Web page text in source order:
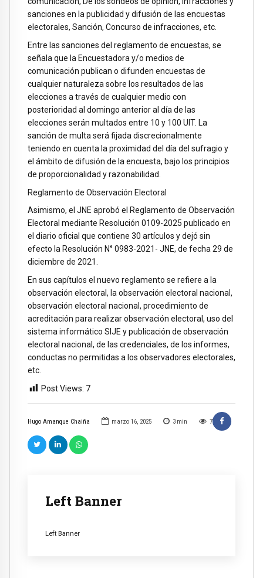
Hugo Amanque Chaiña marzo 16, 2025 3 min 7
Left Banner
Left Banner
sanciones en la publicidad y difusión de las encuestas
electorales, Sanción, Concurso de infracciones, etc.
Entre las sanciones del reglamento de encuestas, se
señala que la Encuestadora y/o medios de
comunicación publican o difunden encuestas de
cualquier naturaleza sobre los resultados de las
elecciones a través de cualquier medio con
posterioridad al domingo anterior al día de las
elecciones serán multados entre 10 y 100 UIT. La
sanción de multa será fijada discrecionalmente
teniendo en cuenta la proximidad del día del sufragio y
el ámbito de difusión de la encuesta, bajo los principios
de proporcionalidad y razonabilidad.
Reglamento de Observación Electoral
Asimismo, el JNE aprobó el Reglamento de Observación
Electoral mediante Resolución 0109-2025 publicado en
el diario oficial que contiene 30 artículos y dejó sin
efecto la Resolución N° 0983-2021- JNE, de fecha 29 de
diciembre de 2021.
En sus capítulos el nuevo reglamento se refiere a la
observación electoral, la observación electoral nacional,
observación electoral nacional, procedimiento de
acreditación para realizar observación electoral, uso del
sistema informático SIJE y publicación de observación
electoral nacional, de las credenciales, de los informes,
conductas no permitidas a los observadores electorales,
etc.
Post Views: 7